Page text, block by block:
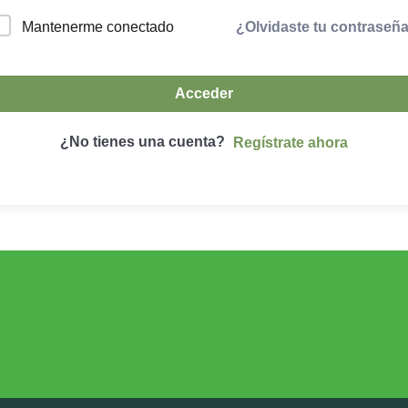
Mantenerme conectado ¿Olvidaste tu
Acceder
¿No tienes una cuenta? Regístrate ahora